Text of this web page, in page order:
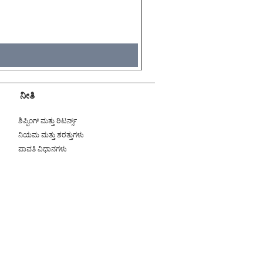
ನೀತಿ
ಶಿಪ್ಪಿಂಗ್ ಮತ್ತು ರಿಟರ್ನ್ಸ್
ನಿಯಮ ಮತ್ತು ಶರತ್ತುಗಳು
ಪಾವತಿ ವಿಧಾನಗಳು